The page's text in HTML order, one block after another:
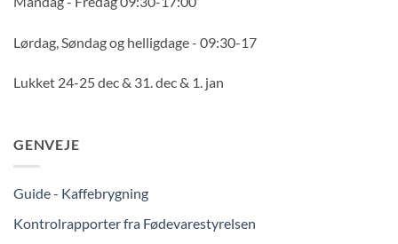
Lørdag, Søndag og helligdage - 09:30-17
Lukket 24-25 dec & 31. dec & 1. jan
GENVEJE
Guide - Kaffebrygning
Kontrolrapporter fra Fødevarestyrelsen